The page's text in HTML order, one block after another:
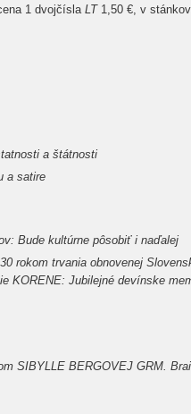
1 dvojčísla LT1,50 €, v
a štátnosti
a satire
Bude kultúrne pôsobiť i naďalej
rokom trvania obnovenej
KORENE: Jubilejné devínske
SIBYLLE BERGOVEJ GRM.